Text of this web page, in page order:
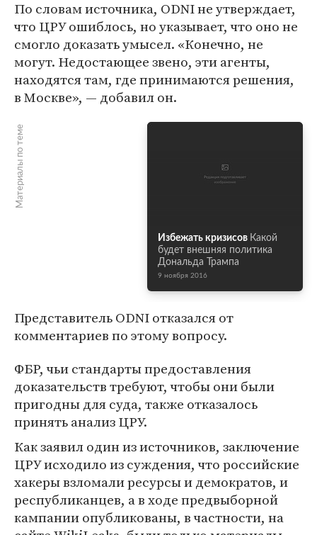
По словам источника, ODNI не утверждает,
что ЦРУ ошиблось, но указывает, что оно не
смогло доказать умысел. «Конечно, не
могут. Недостающее звено, эти агенты,
находятся там, где принимаются решения,
в Москве», — добавил он.
Материалы по теме
Избежать кризисов Какой
будет внешняя политика
Дональда Трампа
9 ноября 2016
Представитель ODNI отказался от
комментариев по этому вопросу.
ФБР, чьи стандарты предоставления
доказательств требуют, чтобы они были
пригодны для суда, также отказалось
принять анализ ЦРУ.
Как заявил один из источников, заключение
ЦРУ исходило из суждения, что российские
хакеры взломали ресурсы и демократов, и
республиканцев, а в ходе предвыборной
кампании опубликованы, в частности, на